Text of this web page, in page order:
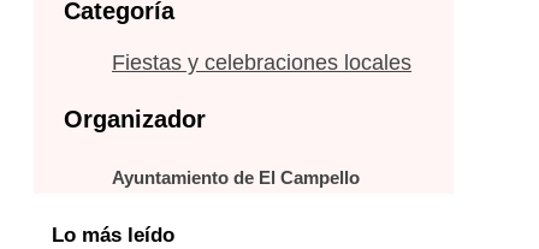
Categoría
Fiestas y celebraciones locales
Organizador
Ayuntamiento de El Campello
Lo más leído